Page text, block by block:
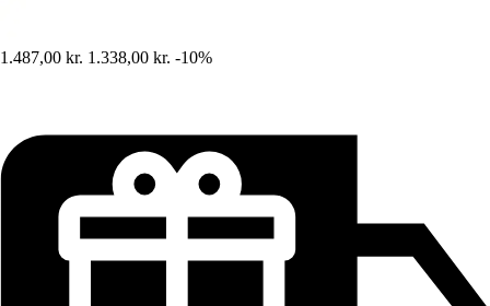
1.487,00 kr. 1.338,00 kr. -10%